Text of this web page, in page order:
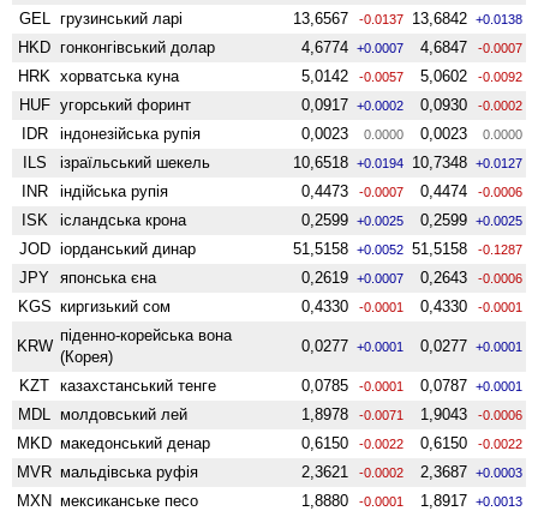
GEL грузинський ларі 13,6567 -0.0137 13,6842 +0.0138
HKD гонконгівський долар 4,6774 +0.0007 4,6847 -0.0007
HRK хорватська куна 5,0142 -0.0057 5,0602 -0.0092
HUF угорський форинт 0,0917 +0.0002 0,0930 -0.0002
IDR індонезійська рупія 0,0023 0.0000 0,0023 0.0000
ILS ізраїльський шекель 10,6518 +0.0194 10,7348 +0.0127
INR індійська рупія 0,4473 -0.0007 0,4474 -0.0006
ISK ісландська крона 0,2599 +0.0025 0,2599 +0.0025
JOD іорданський динар 51,5158 +0.0052 51,5158 -0.1287
JPY японська єна 0,2619 +0.0007 0,2643 -0.0006
KGS киргизький сом 0,4330 -0.0001 0,4330 -0.0001
KRW
піденно-корейська вона
(Корея)
0,0277 +0.0001 0,0277 +0.0001
KZT казахстанський тенге 0,0785 -0.0001 0,0787 +0.0001
MDL молдовський лей 1,8978 -0.0071 1,9043 -0.0006
MKD македонський денар 0,6150 -0.0022 0,6150 -0.0022
MVR мальдівська руфія 2,3621 -0.0002 2,3687 +0.0003
MXN мексиканське песо 1,8880 -0.0001 1,8917 +0.0013